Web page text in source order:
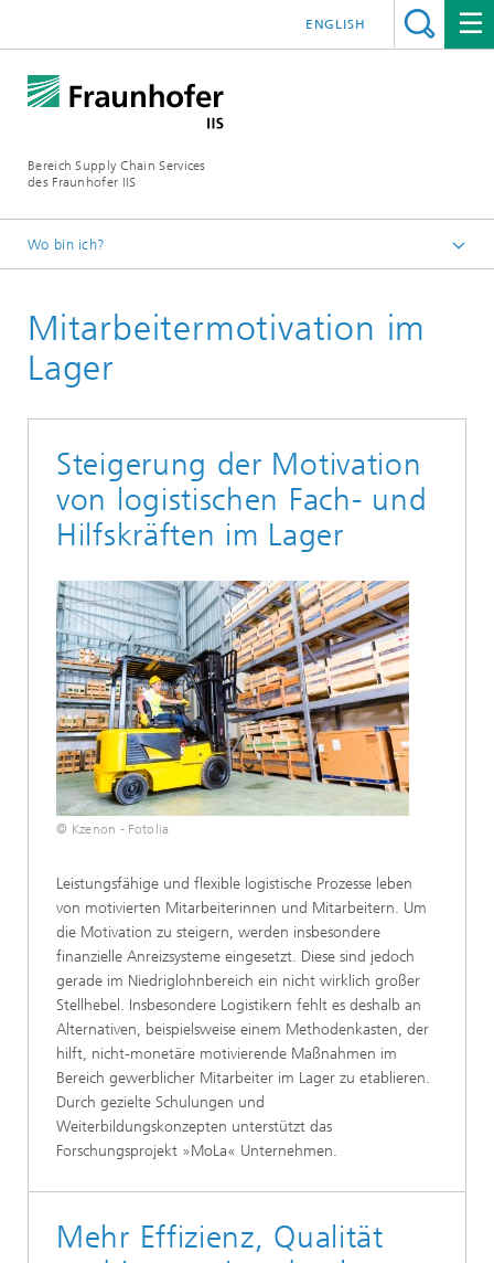
Bereich Supply Chain Services
des Fraunhofer IIS
ENGLISH
Wo bin ich?
Referenzprojekte
Mitarbeitermotivation im
Lager
Steigerung der Motivation
von logistischen Fach- und
Hilfskräften im Lager
© Kzenon - Fotolia
Leistungsfähige und flexible logistische Prozesse leben
von motivierten Mitarbeiterinnen und Mitarbeitern. Um
die Motivation zu steigern, werden insbesondere
finanzielle Anreizsysteme eingesetzt. Diese sind jedoch
gerade im Niedriglohnbereich ein nicht wirklich großer
Stellhebel. Insbesondere Logistikern fehlt es deshalb an
Alternativen, beispielsweise einem Methodenkasten, der
hilft, nicht-monetäre motivierende Maßnahmen im
Bereich gewerblicher Mitarbeiter im Lager zu etablieren.
Durch gezielte Schulungen und
Weiterbildungskonzepten unterstützt das
Forschungsprojekt »MoLa« Unternehmen.
Mehr Effizienz, Qualität